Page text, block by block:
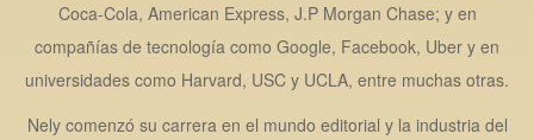
Coca-Cola, American Express, J.P Morgan Chase; y en
compañías de tecnología como Google, Facebook, Uber y en
universidades como Harvard, USC y UCLA, entre muchas otras.
Nely comenzó su carrera en el mundo editorial y la industria del